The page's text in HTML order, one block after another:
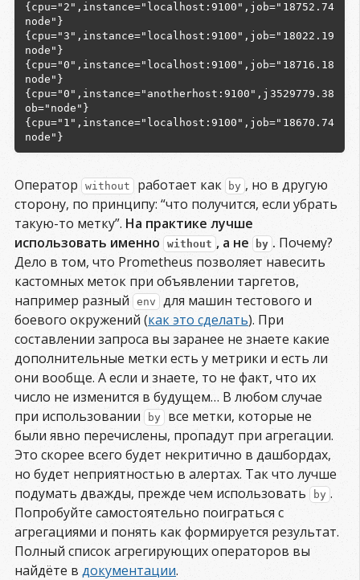
18752.74
{cpu="2",instance="localhost:9100",job="
18022.19
{cpu="3",instance="localhost:9100",job="
18716.18
{cpu="0",instance="localhost:9100",job="
3529779.38
{cpu="0",instance="anotherhost:9100",j
18670.74
{cpu="1",instance="localhost:9100",job="
Оператор without работает как by , но в другую
сторону, по принципу: “что получится, если убрать
такую-то метку”. На практике лучше
использовать именно
without , а не by . Почему?
Дело в том, что Prometheus позволяет навесить
кастомных меток при объявлении таргетов,
например разный env для машин тестового и
боевого окружений (как это сделать). При
составлении запроса вы заранее не знаете какие
дополнительные метки есть у метрики и есть ли
они вообще. А если и знаете, то не факт, что их
число не изменится в будущем… В любом случае
при использовании
by все метки, которые не
были явно перечислены, пропадут при агрегации.
Это скорее всего будет некритично в дашбордах,
но будет неприятностью в алертах. Так что лучше
подумать дважды, прежде чем использовать
by .
Попробуйте самостоятельно поиграться с
агрегациями и понять как формируется результат.
Полный список агрегирующих операторов вы
найдёте в документации.